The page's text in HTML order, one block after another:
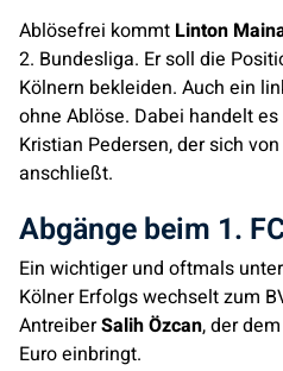
Ablösefrei kommt Linton
2. Bundesliga. Er soll die
Kölnern bekleiden. Auch ein
ohne Ablöse. Dabei handelt
Kristian Pedersen, der sich
anschließt.
Abgänge beim 1.
Ein wichtiger und oftmals
Kölner Erfolgs wechselt zum
AntreiberSalih Özcan, der
Euro einbringt.